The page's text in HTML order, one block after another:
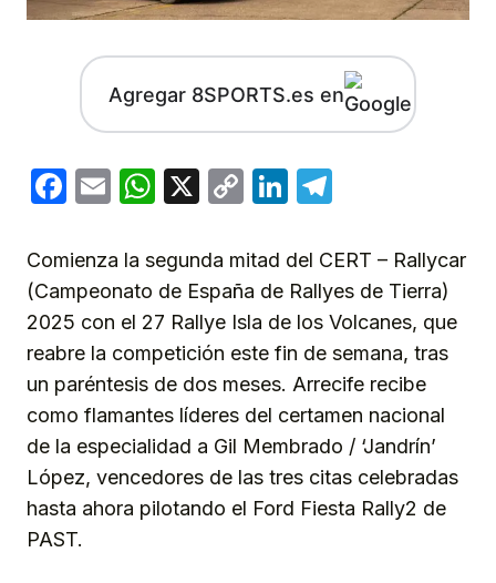
Agregar 8SPORTS.es en
Facebook
EmailWhatsApp
X
CopyLinkedIn
Comienza la segunda mitad del CERT – Rallycar
(Campeonato de España de Rallyes de Tierra)
2025 con el 27 Rallye Isla de los Volcanes, que
reabre la competición este fin de semana, tras
un paréntesis de dos meses. Arrecife recibe
como flamantes líderes del certamen nacional
de la especialidad a Gil Membrado / ‘Jandrín’
López, vencedores de las tres citas celebradas
hasta ahora pilotando el Ford Fiesta Rally2 de
PAST.